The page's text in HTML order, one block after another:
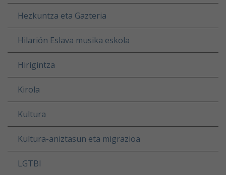
Hezkuntza eta Gazteria
Hilarión Eslava musika eskola
Hirigintza
Kirola
Kultura
Kultura-aniztasun eta migrazioa
LGTBI